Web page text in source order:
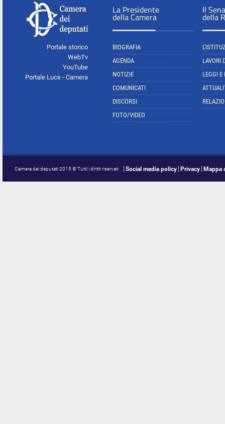
Portale storico
WebTv
YouTube
Portale Luce - Camera
La Presidente
della Camera
BIOGRAFIA
AGENDA
NOTIZIE
COMUNICATI
DISCORSI
FOTO/VIDEO
Il
della
LAVORI
LEGGI E
Camera dei deputati 2015 © Tutti i diritti riservati Social media policy Privacy Mappa